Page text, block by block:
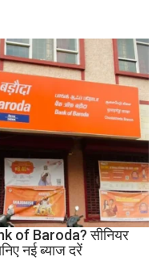
बंपर
ऑफर,
8
हजार
सस्ता
16;
Oppo-
Vivo
और
Nothing
पर
of Baroda? सीनियर
नई ब्याज दरें